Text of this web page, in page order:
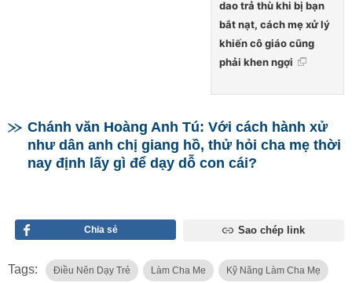
dao trả thù khi bị bạn
bắt nạt, cách mẹ xử lý
khiến cô giáo cũng
phải khen ngợi
Chánh văn Hoàng Anh Tú: Với cách hành xử
như dân anh chị giang hồ, thử hỏi cha mẹ thời
nay định lấy gì để dạy dỗ con cái?
Chia sẻ Sao chép link
Tags: Điều Nên Dạy Trẻ Làm Cha Me Kỹ Năng Làm Cha Mẹ